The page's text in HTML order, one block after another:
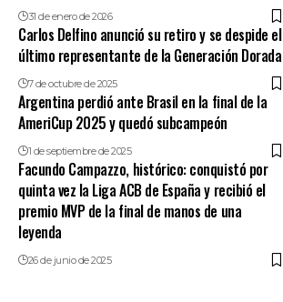
31 de enero de 2026
Carlos Delfino anunció su retiro y se despide el
último representante de la Generación Dorada
7 de octubre de 2025
Argentina perdió ante Brasil en la final de la
AmeriCup 2025 y quedó subcampeón
1 de septiembre de 2025
Facundo Campazzo, histórico: conquistó por
quinta vez la Liga ACB de España y recibió el
premio MVP de la final de manos de una
leyenda
26 de junio de 2025